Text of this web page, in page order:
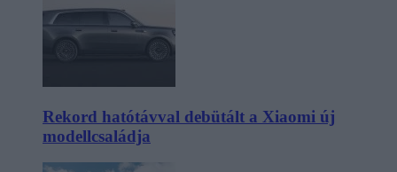
Rekord hatótávval debütált a Xiaomi új
modellcsaládja